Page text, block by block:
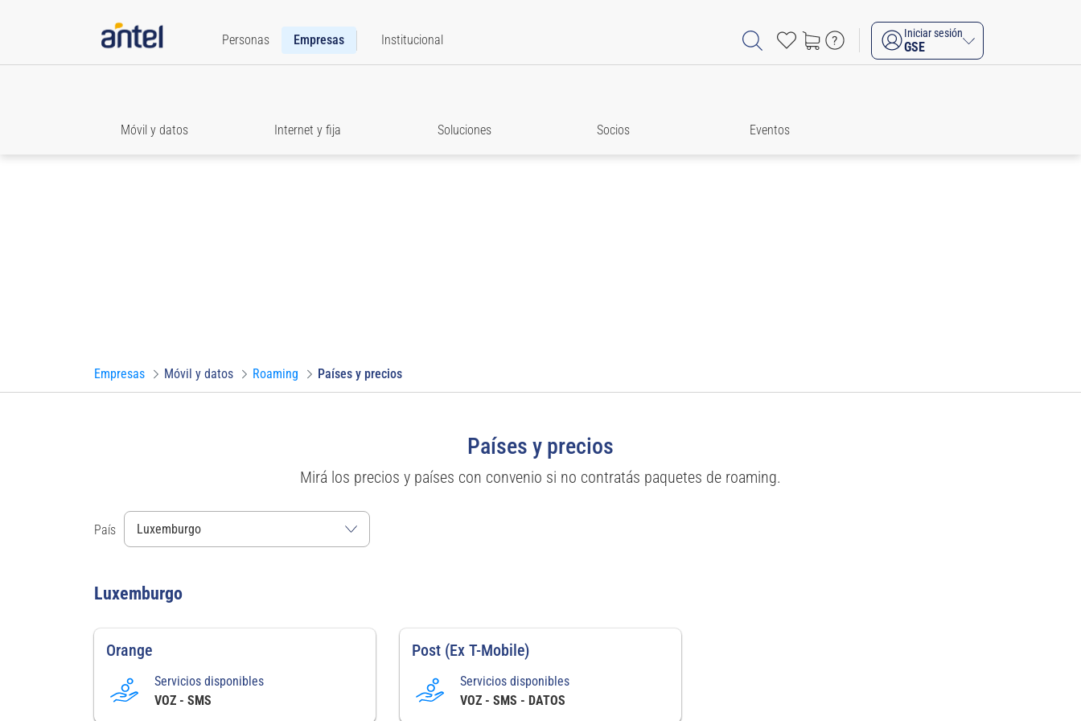
Personas Empresas Institucional Iniciar sesión
GSE
Móvil y datos Internet y fija Soluciones Socios Eventos
Empresas Móvil y datos Roaming Países y precios
Países y precios
Mirá los precios y países con convenio si no contratás paquetes de roaming.
País
Luxemburgo
Orange
Servicios disponibles
VOZ - SMS
Post (Ex T-Mobile)
Servicios disponibles
VOZ - SMS - DATOS